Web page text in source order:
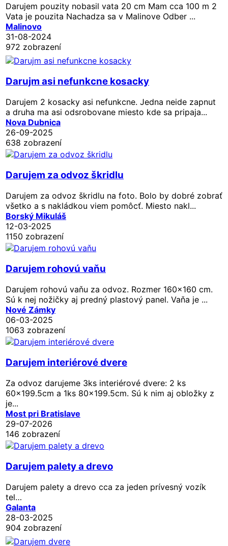
Darujem pouzity nobasil vata 20 cm Mam cca 100 m 2
Vata je pouzita Nachadza sa v Malinove Odber ...
Malinovo
31-08-2024
972 zobrazení
Darujm asi nefunkcne kosacky
Darujem 2 kosacky asi nefunkcne. Jedna neide zapnut
a druha ma asi odsrobovane miesto kde sa pripaja...
Nova Dubnica
26-09-2025
638 zobrazení
Darujem za odvoz škridlu
Darujem za odvoz škridlu na foto. Bolo by dobré zobrať
všetko a s nakládkou viem pomôcť. Miesto nakl...
Borský Mikuláš
12-03-2025
1150 zobrazení
Darujem rohovú vaňu
Darujem rohovú vaňu za odvoz. Rozmer 160x160 cm.
Sú k nej nožičky aj predný plastový panel. Vaňa je ...
Nové Zámky
06-03-2025
1063 zobrazení
Darujem interiérové dvere
Za odvoz darujeme 3ks interiérové dvere: 2 ks
60x199.5cm a 1ks 80x199.5cm. Sú k nim aj obložky z
je...
Most pri Bratislave
29-07-2026
146 zobrazení
Darujem palety a drevo
Darujem palety a drevo cca za jeden prívesný vozík
tel…
Galanta
28-03-2025
904 zobrazení